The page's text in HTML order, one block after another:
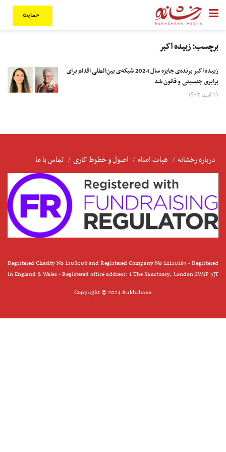
حمایت
برچسب:زبیده اکبر
زبیده اکبر برنده‌ی جایزه سال 2024 شبکه‌ی بین‌المللی اقدام برای
برابری جنسیتی و قانون شد
۱۹ اسد ۱۴۰۳
درباره رخشانه هیات امناء اصول و خطوط کاری تماس با ما
Registered Charity No 1208006 and Registered Company No 14120163 - Registered
in England & Wales - Registered office address: 1 The Sanctuary, London SW1P 3JT
Copyright © 2024 Rukhshana